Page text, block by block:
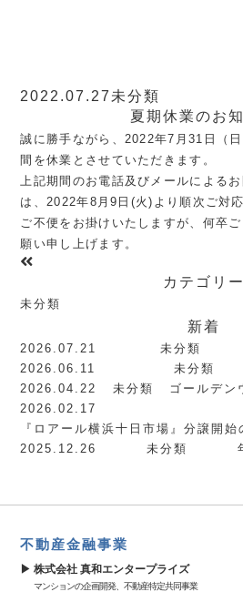
2022.07.27 未分類
夏期休業のお
誠に勝手ながら、2022年7月31日（
間を休業とさせていただきます。
上記期間のお電話及びメールによる
は、2022年8月9日(火)より順次ご対
ご不便をお掛けいたしますが、何卒
願い申し上げます。
カテゴリー
未分類
新着
2026.07.21 未分類
2026.06.11
未分類
2026.04.22
未分類
ゴールデン
2026.02.17
『ロアール横浜十日市場』分譲開始
2025.12.26
未分類
不動産金融事業
株式会社 真和エンタープライズ
マンションの企画開発、不動産特定共同事業